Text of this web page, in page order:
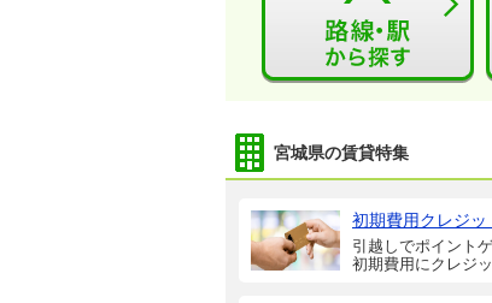
宮城県の賃貸特集
初期費用クレジ
引越しでポイント
初期費用にクレジ